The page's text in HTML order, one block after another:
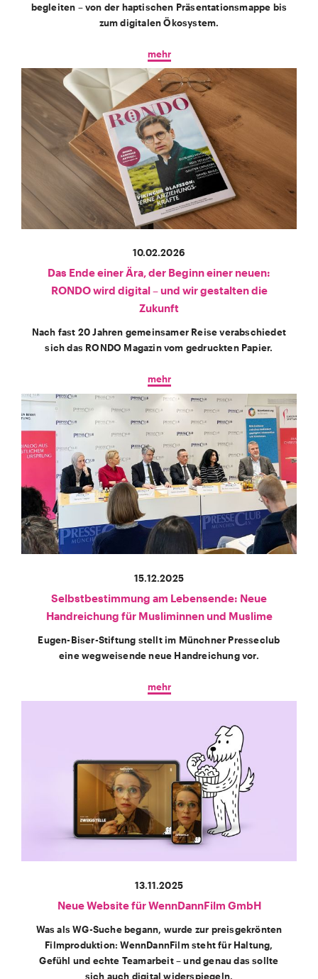
begleiten – von der haptischen Präsentationsmappe bis
zum digitalen Ökosystem.
mehr
10.02.2026
Das Ende einer Ära, der Beginn einer neuen:
RONDO wird digital – und wir gestalten die
Zukunft
Nach fast 20 Jahren gemeinsamer Reise verabschiedet
sich das RONDO Magazin vom gedruckten Papier.
mehr
15.12.2025
Selbstbestimmung am Lebensende: Neue
Handreichung für Musliminnen und Muslime
Eugen-Biser-Stiftung stellt im Münchner Presseclub
eine wegweisende neue Handreichung vor.
mehr
13.11.2025
Neue Website für WennDannFilm GmbH
Was als WG-Suche begann, wurde zur preisgekrönten
Filmproduktion:WennDannFilmsteht für Haltung,
Gefühl und echte Teamarbeit – und genau das sollte
sich auch digital widerspiegeln.